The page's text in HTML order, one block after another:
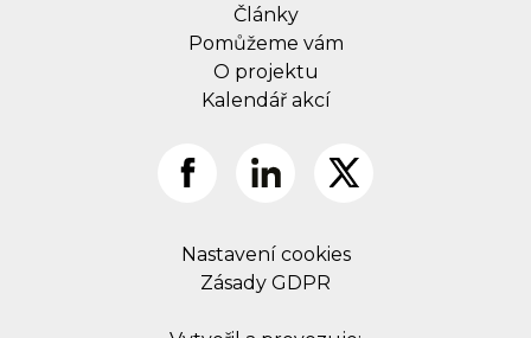
Články
Pomůžeme vám
O projektu
Kalendář akcí
Nastavení cookies
Zásady GDPR